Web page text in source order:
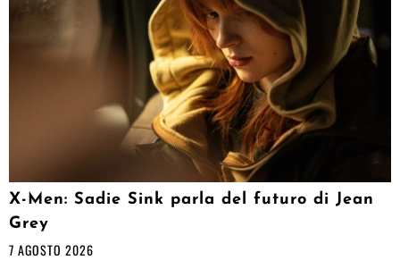
X-Men: Sadie Sink parla del futuro di Jean
Grey
7 AGOSTO 2026